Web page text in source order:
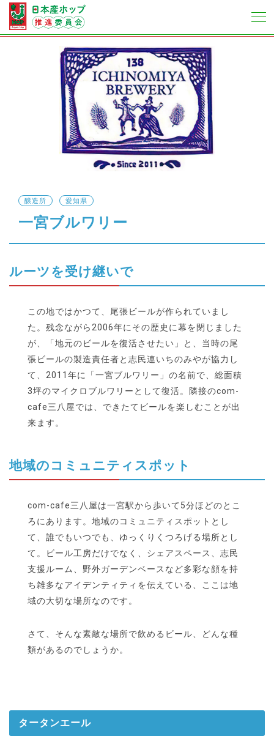
醸造所 愛知県
一宮ブルワリー
ルーツを受け継いで
この地ではかつて、尾張ビールが作られていまし
た。残念ながら2006年にその歴史に幕を閉じました
が、「地元のビールを復活させたい」と、当時の尾
張ビールの製造責任者と志民連いちのみやが協力し
て、2011年に「一宮ブルワリー」の名前で、総面積
3坪のマイクロブルワリーとして復活。隣接のcom-
cafe三八屋では、できたてビールを楽しむことが出
来ます。
地域のコミュニティスポット
com-cafe三八屋は一宮駅から歩いて5分ほどのとこ
ろにあります。地域のコミュニティスポットとし
て、誰でもいつでも、ゆっくりくつろげる場所とし
て。ビール工房だけでなく、シェアスペース、志民
支援ルーム、野外ガーデンベースなど多彩な顔を持
ち雑多なアイデンティティを伝えている、ここは地
域の大切な場所なのです。
さて、そんな素敵な場所で飲めるビール、どんな種
類があるのでしょうか。
タータンエール